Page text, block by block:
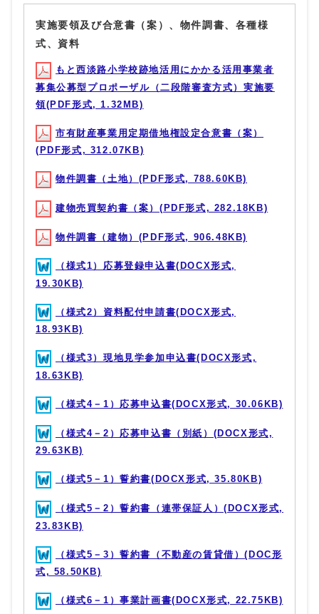
実施要領及び合意書（案）、物件調書、各種様
式、資料
もと西淡路小学校跡地活用にかかる活用事業者
募集公募型プロポーザル（二段階審査方式）実施要
領(PDF形式, 1.32MB)
市有財産事業用定期借地権設定合意書（案）
(PDF形式, 312.07KB)
物件調書（土地）(PDF形式, 788.60KB)
建物売買契約書（案）(PDF形式, 282.18KB)
物件調書（建物）(PDF形式, 906.48KB)
（様式1）応募登録申込書(DOCX形式,
19.30KB)
（様式2）資料配付申請書(DOCX形式,
18.93KB)
（様式3）現地見学参加申込書(DOCX形式,
18.63KB)
（様式4－1）応募申込書(DOCX形式, 30.06KB)
（様式4－2）応募申込書（別紙）(DOCX形式,
29.63KB)
（様式5－1）誓約書(DOCX形式, 35.80KB)
（様式5－2）誓約書（連帯保証人）(DOCX形式,
23.83KB)
（様式5－3）誓約書（不動産の賃貸借）(DOC形
式, 58.50KB)
（様式6－1）事業計画書(DOCX形式, 22.75KB)